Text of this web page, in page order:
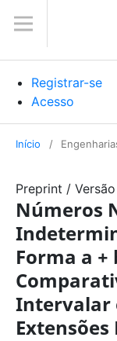
Registrar-se
Acesso
Início /
Preprint / Versão
Números
Forma a
Intervalar